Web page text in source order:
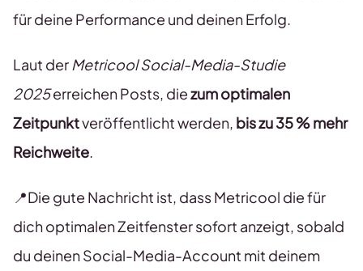
für deine Performance und deinen Erfolg.
Laut der Metricool Social-Media-Studie
2025erreichen Posts, diezum optimalen
Zeitpunktveröffentlicht werden, bis zu 35 % mehr
Reichweite.
📍Die gute Nachricht ist, dass Metricool die für
dich optimalen Zeitfenster sofort anzeigt, sobald
du deinen Social-Media-Account mit deinem